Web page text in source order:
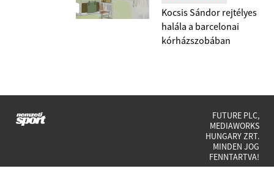
Kocsis Sándor rejtélyes
halála a barcelonai
kórházszobában
FUTURE PLC,
MEDIAWORKS
HUNGARY ZRT.
MINDEN JOG
FENNTARTVA!